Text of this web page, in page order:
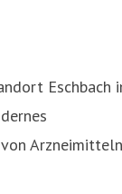
Eschbach
Arzneimitteln